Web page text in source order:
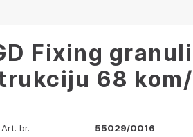
Fixing
68
Art. br.
55029/0016